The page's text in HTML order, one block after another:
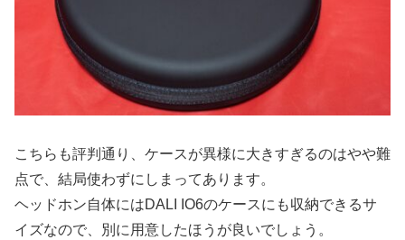
こちらも評判通り、ケースが異様に大きすぎるのはやや難
点で、結局使わずにしまってあります。
ヘッドホン自体にはDALI IO6のケースにも収納できるサ
イズなので、別に用意したほうが良いでしょう。